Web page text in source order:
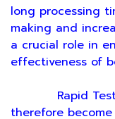
long processing
making and
a crucial role in
effectiveness of
Rapid Testing
therefore